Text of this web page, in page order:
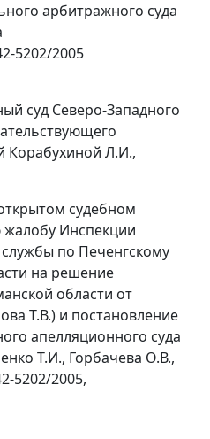
арбитражного суда
5202/2005
суд Северо-Западного
Корабухиной Л.И.,
судебном
жалобу Инспекции
по Печенгскому
на решение
области от
Т.В.) и постановление
апелляционного суда
Т.И., Горбачева О.В.,
5202/2005,